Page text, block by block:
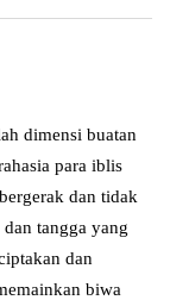
dimensi buatan
para iblis
dan tidak
tangga yang
dan
biwa